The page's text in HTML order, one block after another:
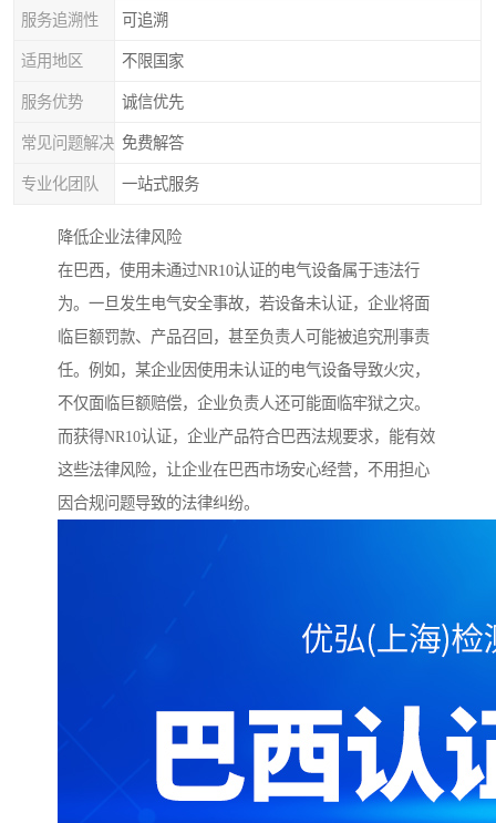
服务追溯性 可追溯
适用地区 不限国家
服务优势 诚信优先
常见问题解决 免费解答
专业化团队 一站式服务
降低企业法律风险
在巴西，使用未通过NR10认证的电气设备属于违法行
为。一旦发生电气安全事故，若设备未认证，企业将面
临巨额罚款、产品召回，甚至负责人可能被追究刑事责
任。例如，某企业因使用未认证的电气设备导致火灾，
不仅面临巨额赔偿，企业负责人还可能面临牢狱之灾。
而获得NR10认证，企业产品符合巴西法规要求，能有效
这些法律风险，让企业在巴西市场安心经营，不用担心
因合规问题导致的法律纠纷。